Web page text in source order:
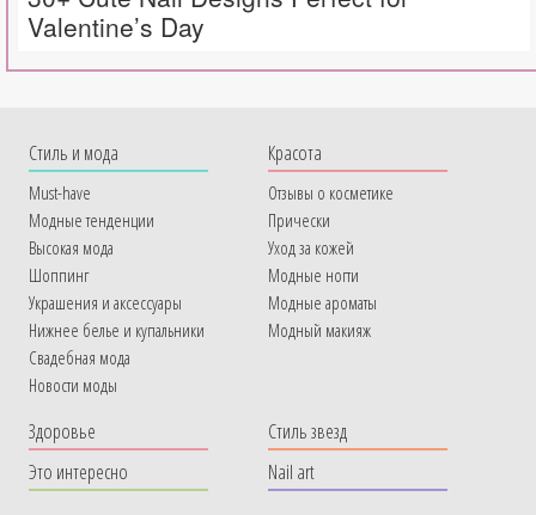
Valentine’s Day
Cтиль и мода
Must-have
Модные тенденции
Высокая мода
Шоппинг
Украшения и аксессуары
Нижнее белье и купальники
Свадебная мода
Новости моды
Красота
Отзывы о косметике
Прически
Уход за кожей
Модные ногти
Модные ароматы
Модный макияж
Здоровье
Это интересно
Стиль звезд
Nail art